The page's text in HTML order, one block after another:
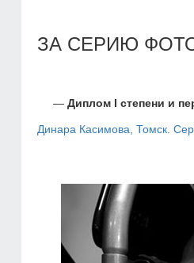
ЗА СЕРИЮ
Диплом I степени и
Динара Касимова, Томск.